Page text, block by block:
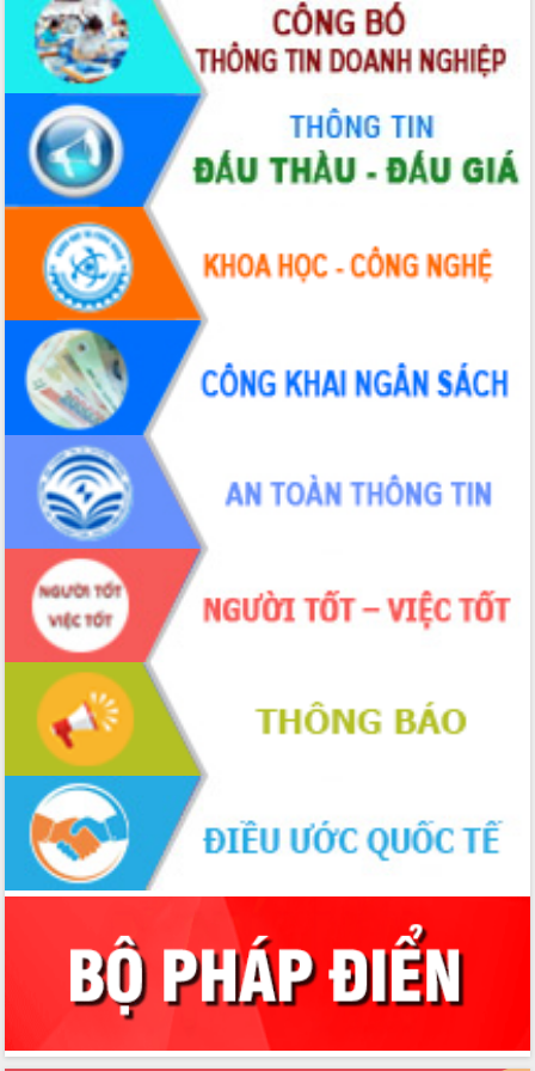
Họp báo thông tin về Hội nghị Công bố
Quy hoạch và Xúc tiến đầu tư tỉnh Đắk
Khơi thông điểm nghẽn, đẩy nhanh
giải ngân vốn khắc phục thiên tai
HĐND tỉnh thông qua điều chỉnh Quy
hoạch tỉnh thời kỳ 2021-2030
Hội thảo góp ý hồ sơ điều chỉnh quy
hoạch tỉnh Đắk Lắk thời kỳ 2021-2030,
tầm nhìn đến năm 2050
Nâng cao hiệu quả hoạt động của các
doanh nghiệp nhà nước
Hội nghị triển khai kết nối mạng
truyền số liệu chuyên dùng phục vụ cơ
quan Đảng, Nhà nước
Lễ phát động chuỗi hoạt động chung
tay làm sạch môi trường
Xã Ea Kar bước chuyển mình trong
công tác cải cách hành chính mô hình
UBND tỉnh họp báo định kỳ tháng 4
năm 2026
Hội thảo khoa học “Giải pháp thúc đẩy
phát triển nền kinh tế xanh tại tỉnh
Đắk Lắk”
Tăng cường giám sát, đôn đốc thực
hiện nhiệm vụ quản lý tài sản công
hàng tuần
Tháo gỡ những vướng mắc, đẩy mạnh
công tác cải cách thủ tục hành chính
tại Trung tâm Phục vụ hành chính
công tỉnh
Đắk Lắk: Tôn vinh 46 giải pháp tại Hội
thi Sáng tạo Kỹ thuật 2024 - 2025
Đắk Lắk rà soát, điều chỉnh Đề án 190
về phát triển nuôi trồng thủy sản
Phó Chủ tịch UBND tỉnh Đắk Lắk
Trương Công Thái kiểm tra thực địa
Dự án cao tốc Khánh Hòa - Buôn Ma
Thuột